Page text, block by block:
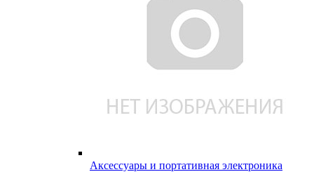
Аксессуары и портативная электроника